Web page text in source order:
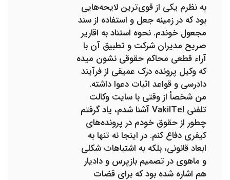
به نظرم یکی از قوی‌ترین لایحه‌هایی
بود که در زمینه جعل و استفاده از سند
مجعول خوندم. نحوه استناد به اقاریر
صریح مدیران شرکت و تطبیق آن با
آراء قطعی محاکم حقوقی نشون میده
که وکیل پرونده درک عمیقی از فرآیند
دادرسی و قواعد اثبات دعوا داشته.
من شخصاً از وقتی با سایت وکالت
تلفنی VakilTel آشنا شدم، یاد گرفتم
چطور از حقوق خودم در پرونده‌های
کیفری دفاع کنم. در اینجا نه تنها به
ابعاد قانونی، بلکه به اشتباهات شکلی
و ماهوی در تصمیم بازپرس و دادیار
هم اشاره شده بود که برای قضات